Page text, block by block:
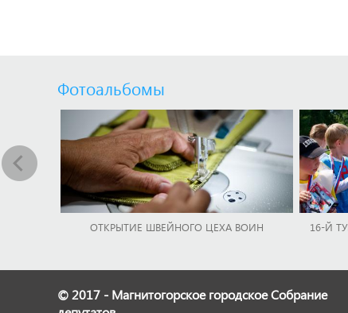
Фотоальбомы
ОТКРЫТИЕ ШВЕЙНОГО ЦЕХА ВОИН 16-Й
© 2017 - Магнитогорское городское Собрание